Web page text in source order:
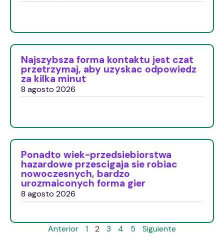
Najszybsza forma kontaktu jest czat
przetrzymaj, aby uzyskac odpowiedz
za kilka minut
8 agosto 2026
Ponadto wiek-przedsiebiorstwa
hazardowe przescigaja sie robiac
nowoczesnych, bardzo
urozmaiconych forma gier
8 agosto 2026
Anterior 1 2 3 4 5 Siguiente